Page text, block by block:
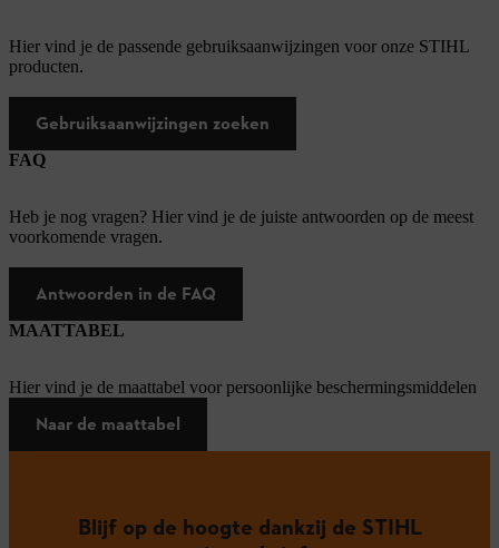
Hier vind je de passende gebruiksaanwijzingen voor onze STIHL
producten.
Gebruiksaanwijzingen zoeken
FAQ
Heb je nog vragen? Hier vind je de juiste antwoorden op de meest
voorkomende vragen.
Antwoorden in de FAQ
MAATTABEL
Hier vind je de maattabel voor persoonlijke beschermingsmiddelen
Naar de maattabel
Blijf op de hoogte dankzij de STIHL